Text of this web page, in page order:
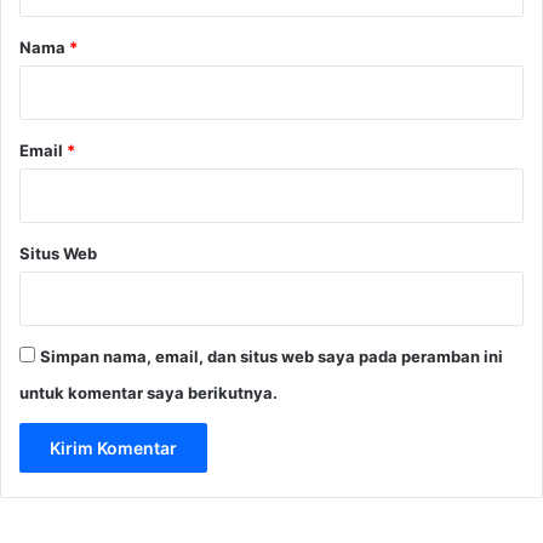
i
u
u
n
r
Nama *
Email *
Situs Web
Simpan nama, email, dan situs web saya pada peramban ini
untuk komentar saya berikutnya.